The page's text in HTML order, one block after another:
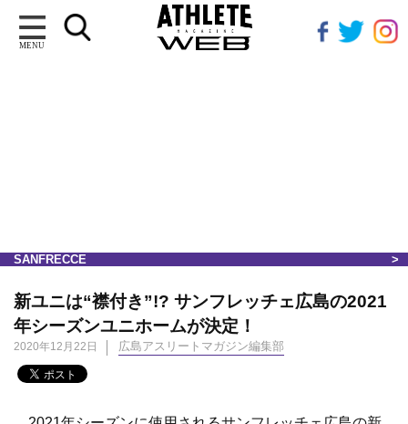
MENU
SANFRECCE
新ユニは“襟付き”!? サンフレッチェ広島の2021
年シーズンユニホームが決定！
2020年12月22日 広島アスリートマガジン編集部